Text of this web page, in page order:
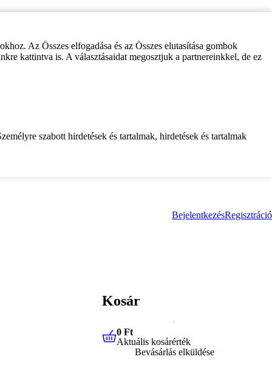
Az Összes elfogadása és az Összes elutasítása gombok
kattintva is. A választásaidat megosztjuk a partnereinkkel, de ez
szabott hirdetések és tartalmak, hirdetések és tartalmak
BejelentkezésRegisztráció
Kosár
0 FtAktuális kosárérték
0 Ft
Aktuális kosárérték
Bevásárlás elküldése